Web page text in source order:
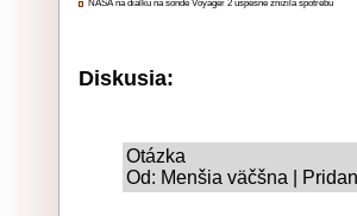
NASA na diaľku na sonde Voyager 2 úspešne znížila spotrebu
Diskusia:
Otázka
Od: Menšia väčšna |